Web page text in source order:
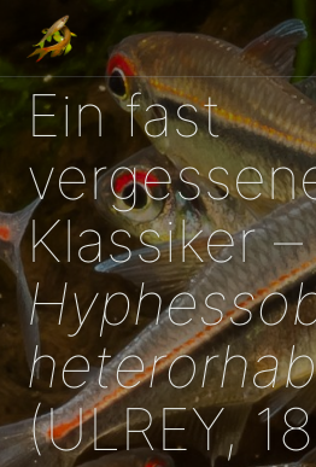
Ein fast
Klassiker –
(ULREY,